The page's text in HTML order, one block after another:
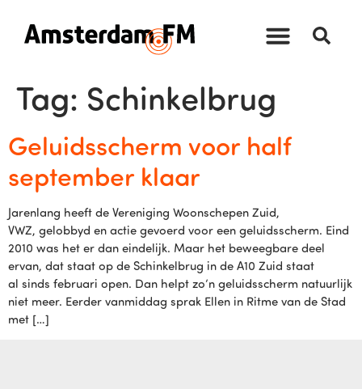
Tag: Schinkelbrug
Geluidsscherm voor half
september klaar
Jarenlang heeft de Vereniging Woonschepen Zuid,
VWZ, gelobbyd en actie gevoerd voor een geluidsscherm. Eind
2010 was het er dan eindelijk. Maar het beweegbare deel
ervan, dat staat op de Schinkelbrug in de A10 Zuid staat
al sinds februari open. Dan helpt zo’n geluidsscherm natuurlijk
niet meer. Eerder vanmiddag sprak Ellen in Ritme van de Stad
met […]